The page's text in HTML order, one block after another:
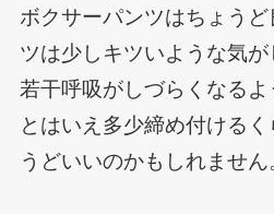
ボクサーパンツはちょう
ツは少しキツいような気が
若干呼吸がしづらくなるよ
とはいえ多少締め付ける
うどいいのかもしれません